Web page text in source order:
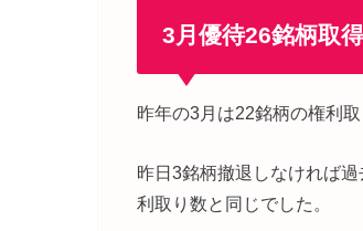
3月優待26銘柄取得
昨年の3月は22銘柄の権利
昨日3銘柄撤退しなければ
利取り数と同じでした。